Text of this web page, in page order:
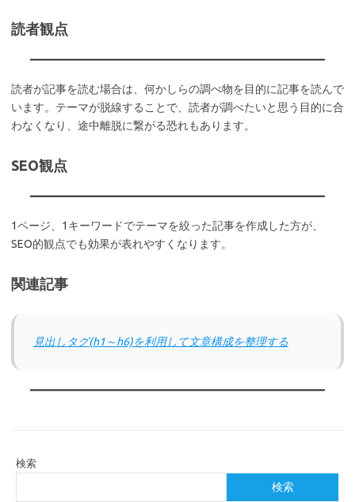
読者観点
読者が記事を読む場合は、何かしらの調べ物を目的に記事を読んで
います。テーマが脱線することで、読者が調べたいと思う目的に合
わなくなり、途中離脱に繋がる恐れもあります。
SEO観点
1ページ、1キーワードでテーマを絞った記事を作成した方が、
SEO的観点でも効果が表れやすくなります。
関連記事
見出しタグ(h1～h6)を利用して文章構成を整理する
検索
検索